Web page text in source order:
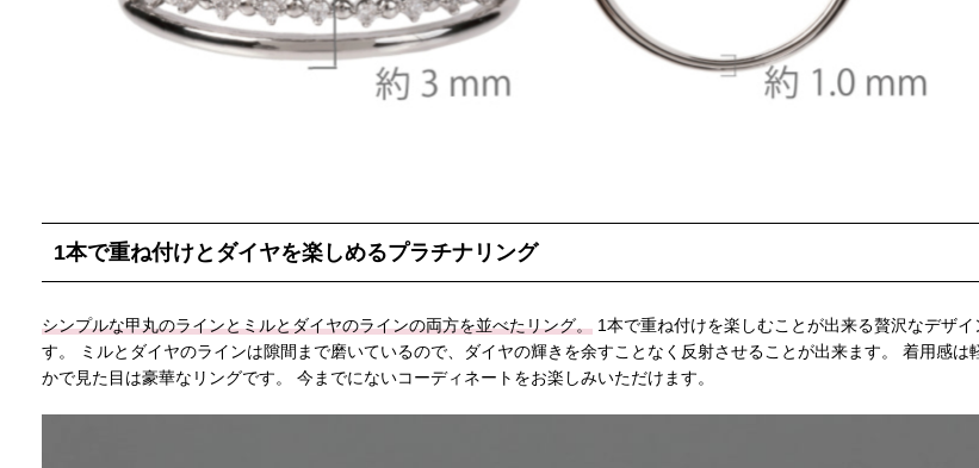
1本で重ね付けとダイヤを楽しめるプラチナリング
シンプルな甲丸のラインとミルとダイヤのラインの両方を並べたリング。 1本で重ね付けを楽しむことが出来る贅沢なデザイ
す。 ミルとダイヤのラインは隙間まで磨いているので、ダイヤの輝きを余すことなく反射させることが出来ます。 着用感は
かで見た目は豪華なリングです。 今までにないコーディネートをお楽しみいただけます。